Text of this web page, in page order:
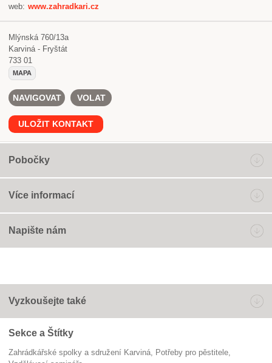
web: www.zahradkari.cz
Mlýnská 760/13a
Karviná - Fryštát
733 01
MAPA
NAVIGOVAT VOLAT
ULOŽIT KONTAKT
Pobočky
Více informací
Napište nám
Vyzkoušejte také
Sekce a Štítky
Zahrádkářské spolky a sdružení Karviná
potřeby pro pěstitele